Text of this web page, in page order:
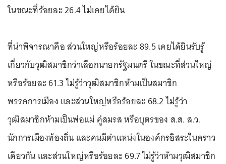
ในขณะที่ร้อยละ 26.4 ไม่เคยได้ยิน
ที่น่าพิจารณาคือ ส่วนใหญ่หรือร้อยละ 89.5 เคยได้ยินรับรู้
เกี่ยวกับวุฒิสมาชิกว่าเลือกนายกรัฐมนตรี ในขณะที่ส่วนใหญ่
หรือร้อยละ 61.3 ไม่รู้ว่าวุฒิสมาชิกห้ามเป็นสมาชิก
พรรคการเมือง และส่วนใหญ่หรือร้อยละ 68.2 ไม่รู้ว่า
วุฒิสมาชิกห้ามเป็นพ่อแม่ คู่สมรส หรือบุตรของ ส.ส. ส.ว.
นักการเมืองท้องถิ่น และคนมีตำแหน่งในองค์กรอิสระในคราว
เดียวกัน และส่วนใหญ่หรือร้อยละ 69.7 ไม่รู้ว่าห้ามวุฒิสมาชิก